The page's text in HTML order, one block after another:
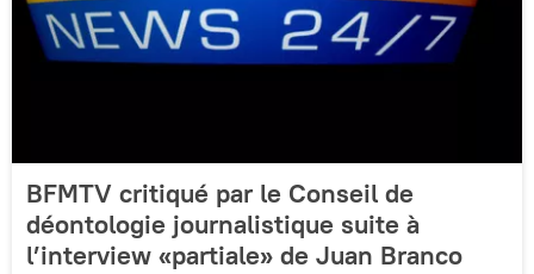
BFMTV critiqué par le Conseil de
déontologie journalistique suite à
l’interview «partiale» de Juan Branco